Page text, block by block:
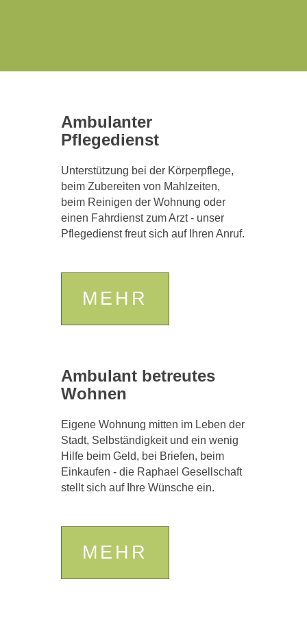
Ambulanter
Pflegedienst
Unterstützung bei der Körperpflege,
beim Zubereiten von Mahlzeiten,
beim Reinigen der Wohnung oder
einen Fahrdienst zum Arzt - unser
Pflegedienst freut sich auf Ihren Anruf.
MEHR
Ambulant betreutes
Wohnen
Eigene Wohnung mitten im Leben der
Stadt, Selbständigkeit und ein wenig
Hilfe beim Geld, bei Briefen, beim
Einkaufen - die Raphael Gesellschaft
stellt sich auf Ihre Wünsche ein.
MEHR